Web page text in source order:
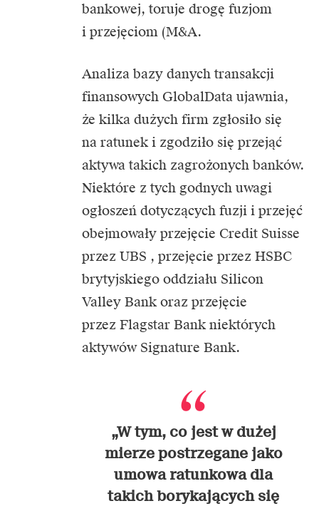
bankowej, toruje drogę fuzjom
i przejęciom (M&A.
Analiza bazy danych transakcji
finansowych GlobalData ujawnia,
że ​​kilka dużych firm zgłosiło się
na ratunek i zgodziło się przejąć
aktywa takich zagrożonych banków.
Niektóre z tych godnych uwagi
ogłoszeń dotyczących fuzji i przejęć
obejmowały przejęcie Credit Suisse
przez UBS , przejęcie przez HSBC
brytyjskiego oddziału Silicon
Valley Bank oraz przejęcie
przez Flagstar Bank niektórych
aktywów Signature Bank.
„W tym, co jest w dużej
mierze postrzegane jako
umowa ratunkowa dla
takich borykających się